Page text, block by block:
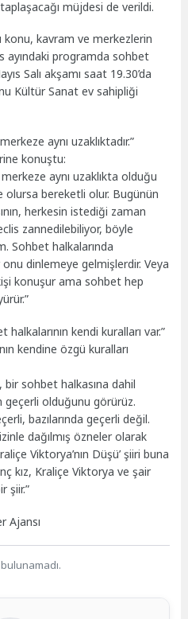
müjdesi de verildi.
konu, kavram ve merkezlerin
ayındaki programda sohbet
Salı akşamı saat 19.30’da
Kültür Sanat ev sahipliği
aynı uzaklıktadır.”
konuştu:
aynı uzaklıkta olduğu
olursa bereketli olur. Bugünün
herkesin istediği zaman
zannedilebiliyor, böyle
Sohbet halkalarında
dinlemeye gelmişlerdir. Veya
konuşur ama sohbet hep
kendi kuralları var.”
kendine özgü kuralları
sohbet halkasına dahil
geçerli olduğunu görürüz.
bazılarında geçerli değil.
dağılmış özneler olarak
Viktorya’nın Düşü’ şiiri buna
kız, Kraliçe Viktorya ve şair
şiir.”
Ajansı